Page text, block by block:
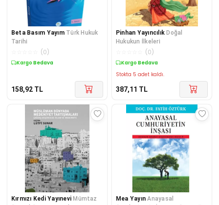
Beta Basım Yayım Türk Hukuk
Tarihi
(0)
Kargo Bedava
158,92 TL
Pinhan Yayıncılık Doğal
Hukukun İlkeleri
(0)
Kargo Bedava
Stokta 5 adet kaldı.
387,11 TL
Kırmızı Kedi Yayınevi Mümtaz
Mea Yayın Anayasal